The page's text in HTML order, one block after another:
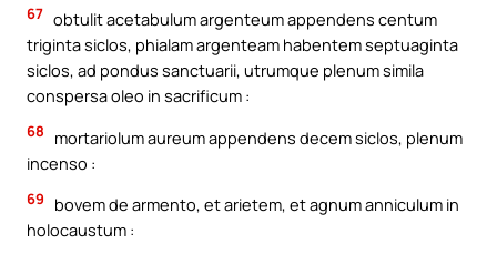
67 obtulit acetabulum argenteum appendens centum
triginta siclos, phialam argenteam habentem septuaginta
siclos, ad pondus sanctuarii, utrumque plenum simila
conspersa oleo in sacrificum :
68
mortariolum aureum appendens decem siclos, plenum
incenso :
69
bovem de armento, et arietem, et agnum anniculum in
holocaustum :